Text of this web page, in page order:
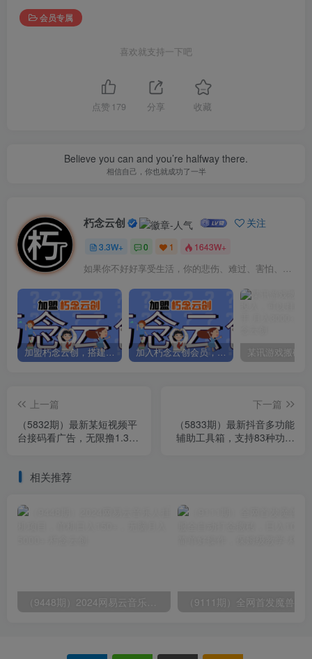
会员专属
喜欢就支持一下吧
点赞 179 分享 收藏
Believe you can and you’re halfway there.
相信自己，你也就成功了一半
朽念云创 关注
3.3W+ 0 1 1643W+
如果你不好好享受生活，你的悲伤、难过、害怕、羞愧和内疚会代替你享受
加盟朽念云创，搭建同款项目资源站，实现日入2000+ 加入朽念云创会员，全站资源免费学习。
上一篇
（5832期）最新某短视频平
台接码看广告，无限撸1.3元
下一篇
（5833期）最新抖音多功能
辅助工具箱，支持83种功能
相关推荐